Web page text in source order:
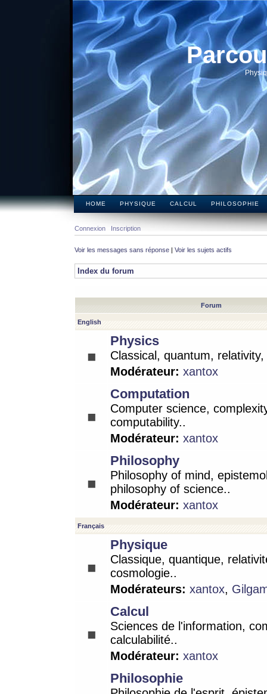
HOME PHYSIQUE CALCUL PHILOSOPHIE
Connexion Inscription
Voir les messages sans réponse | Voir les sujets actifs
Index du forum
Forum
English
Physics
Classical, quantum,
Modérateur: xantox
Computation
Computer science,
computability..
Modérateur: xantox
Philosophy
Philosophy of mind,
philosophy of science..
Modérateur: xantox
Français
Physique
Classique, quantique,
cosmologie..
Modérateurs: xantox,
Calcul
Sciences de l'information,
calculabilité..
Modérateur: xantox
Philosophie